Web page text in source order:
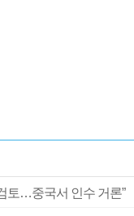
토…중국서 인수 거론”